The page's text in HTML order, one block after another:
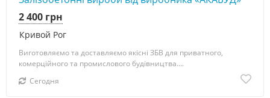
Кривой Рог
2 400 грн
Виготовляємо та доставляємо якісні ЗБВ для приватного,
комерційного та промислового будівництва....
Сегодня